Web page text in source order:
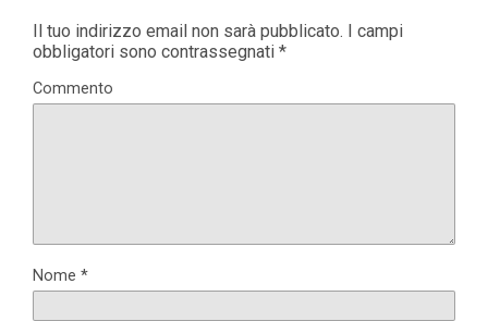
Il tuo indirizzo email non sarà pubblicato. I campi
obbligatori sono contrassegnati *
Commento
Nome *